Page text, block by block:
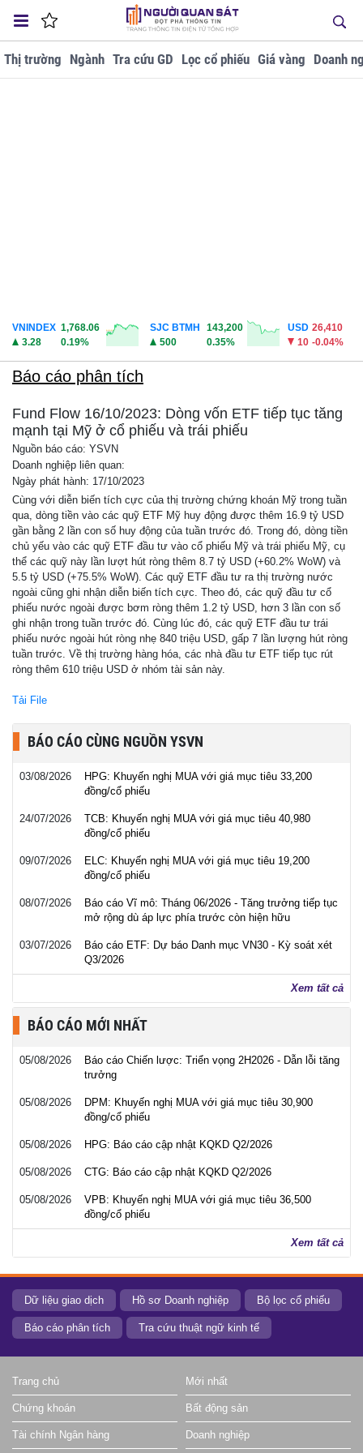
Thị trường Ngành Tra cứu GD Lọc cổ phiếu Giá vàng Doanh
VNINDEX 1,768.06
3.28
0.19%
SJC BTMH
143,200
500
0.35%
USD 26,410
10 -0.04%
Báo cáo phân tích
Fund Flow 16/10/2023: Dòng vốn ETF tiếp tục tăng
mạnh tại Mỹ ở cổ phiếu và trái phiếu
Nguồn báo cáo: YSVN
Doanh nghiệp liên quan:
Ngày phát hành: 17/10/2023
Cùng với diễn biến tích cực của thị trường chứng khoán Mỹ trong tuần
qua, dòng tiền vào các quỹ ETF Mỹ huy động được thêm 16.9 tỷ USD
gần bằng 2 lần con số huy động của tuần trước đó. Trong đó, dòng tiền
chủ yếu vào các quỹ ETF đầu tư vào cổ phiếu Mỹ và trái phiếu Mỹ, cụ
thể các quỹ này lần lượt hút ròng thêm 8.7 tỷ USD (+60.2% WoW) và
5.5 tỷ USD (+75.5% WoW). Các quỹ ETF đầu tư ra thị trường nước
ngoài cũng ghi nhận diễn biến tích cực. Theo đó, các quỹ đầu tư cổ
phiếu nước ngoài được bơm ròng thêm 1.2 tỷ USD, hơn 3 lần con số
ghi nhận trong tuần trước đó. Cùng lúc đó, các quỹ ETF đầu tư trái
phiếu nước ngoài hút ròng nhẹ 840 triệu USD, gấp 7 lần lượng hút ròng
tuần trước. Về thị trường hàng hóa, các nhà đầu tư ETF tiếp tục rút
ròng thêm 610 triệu USD ở nhóm tài sản này.
Tải File
BÁO CÁO CÙNG NGUỒN YSVN
03/08/2026
HPG: Khuyến nghị MUA với giá mục tiêu 33,200
đồng/cổ phiếu
24/07/2026
TCB: Khuyến nghị MUA với giá mục tiêu 40,980
đồng/cổ phiếu
09/07/2026
ELC: Khuyến nghị MUA với giá mục tiêu 19,200
đồng/cổ phiếu
08/07/2026
Báo cáo Vĩ mô: Tháng 06/2026 - Tăng trưởng tiếp tục
mở rộng dù áp lực phía trước còn hiện hữu
03/07/2026
Báo cáo ETF: Dự báo Danh mục VN30 - Kỳ soát xét
Q3/2026
Xem tất cả
BÁO CÁO MỚI NHẤT
05/08/2026
Báo cáo Chiến lược: Triển vọng 2H2026 - Dẫn lỗi tăng
trưởng
05/08/2026
DPM: Khuyến nghị MUA với giá mục tiêu 30,900
đồng/cổ phiếu
05/08/2026 HPG: Báo cáo cập nhật KQKD Q2/2026
05/08/2026 CTG: Báo cáo cập nhật KQKD Q2/2026
05/08/2026
VPB: Khuyến nghị MUA với giá mục tiêu 36,500
đồng/cổ phiếu
Xem tất cả
Dữ liệu giao dịch Hồ sơ Doanh nghiệp Bộ lọc cổ phiếu
Báo cáo phân tích Tra cứu thuật ngữ kinh tế
Trang chủ Mới nhất
Chứng khoán Bất động sản
Tài chính Ngân hàng Doanh nghiệp